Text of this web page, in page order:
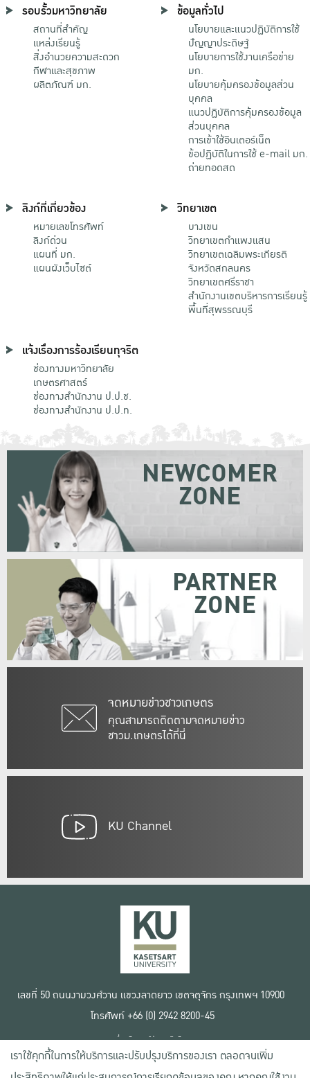
รอบรั้วมหาวิทยาลัย
สถานที่สำคัญ
แหล่งเรียนรู้
สิ่งอำนวยความสะดวก
กีฬาและสุขภาพ
ผลิตภัณฑ์ มก.
ข้อมูลทั่วไป
นโยบายและแนวปฏิบัติการใช้
ปัญญาประดิษฐ์
นโยบายการใช้งานเครือข่าย
มก.
นโยบายคุ้มครองข้อมูลส่วน
บุคคล
แนวปฏิบัติการคุ้มครองข้อมูล
ส่วนบุคคล
การเข้าใช้อินเตอร์เน็ต
ข้อปฏิบัติในการใช้ e-mail มก.
ถ่ายทอดสด
ลิงก์ที่เกี่ยวข้อง
หมายเลขโทรศัพท์
ลิงก์ด่วน
แผนที่ มก.
แผนผังเว็บไซต์
วิทยาเขต
บางเขน
วิทยาเขตกําแพงแสน
วิทยาเขตเฉลิมพระเกียรติ
จังหวัดสกลนคร
วิทยาเขตศรีราชา
สำนักงานเขตบริหารการเรียนรู้
พื้นที่สุพรรณบุรี
แจ้งเรื่องการร้องเรียนทุจริต
ช่องทางมหาวิทยาลัย
เกษตรศาสตร์
ช่องทางสำนักงาน ป.ป.ช.
ช่องทางสำนักงาน ป.ป.ท.
จดหมายข่าวชาวเกษตร
คุณสามารถติดตามจดหมายข่าว
ชาวม.เกษตรได้ที่นี่
NEWCOMER
ZONE
PARTNER
ZONE
KU Channel
เลขที่ 50 ถนนงามวงศ์วาน แขวงลาดยาว เขตจตุจักร กรุงเทพฯ 10900
โทรศัพท์ +66 (0) 2942 8200-45
เงื่อนไขการใช้งานเว็บไซต์
ข้อตกลงด้านสิทธิ์ใช้งาน
นโยบายความเป็นส่วนตัว
เราใช้คุกกี้ในการให้บริการและปรับปรุงบริการของเรา ตลอดจนเพิ่ม